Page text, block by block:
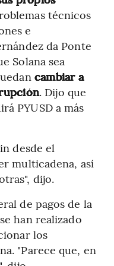
técnicos
e
da Ponte
Solana sea
cambiar a
. Dijo que
PYUSD a más
desde el
multicadena, así
dijo.
de pagos de la
han realizado
los
"Parece que, en